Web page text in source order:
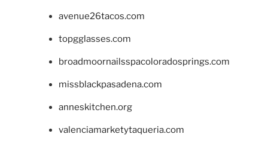
avenue26tacos.com
topgglasses.com
broadmoornailsspacoloradosprings.com
missblackpasadena.com
anneskitchen.org
valenciamarketytaqueria.com